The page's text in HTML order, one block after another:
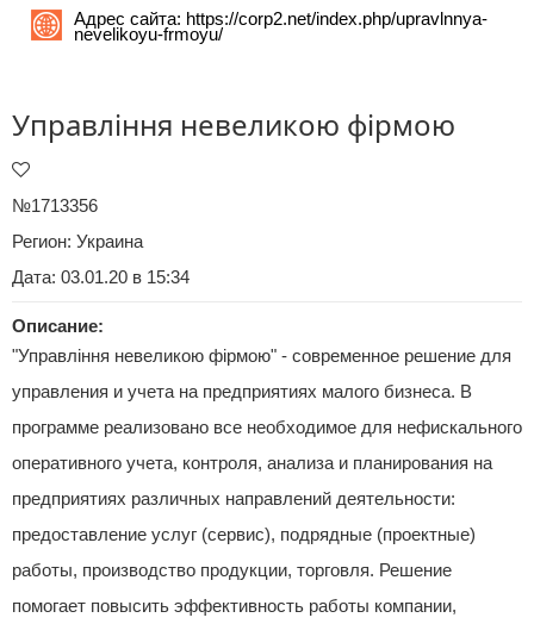
Адрес сайта: https://corp2.net/index.php/upravlnnya-
nevelikoyu-frmoyu/
Управління невеликою фірмою
№1713356
Регион: Украина
Дата: 03.01.20 в 15:34
Описание:
"Управління невеликою фірмою" - современное решение для
управления и учета на предприятиях малого бизнеса. В
программе реализовано все необходимое для нефискального
оперативного учета, контроля, анализа и планирования на
предприятиях различных направлений деятельности:
предоставление услуг (сервис), подрядные (проектные)
работы, производство продукции, торговля. Решение
помогает повысить эффективность работы компании,